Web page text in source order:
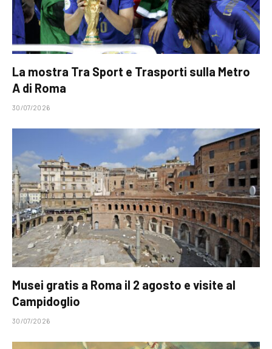
La mostra Tra Sport e Trasporti sulla Metro
A di Roma
30/07/2026
Musei gratis a Roma il 2 agosto e visite al
Campidoglio
30/07/2026